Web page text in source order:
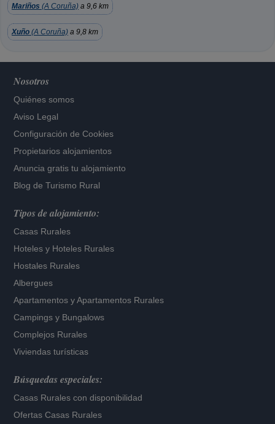
Mariños (A Coruña) a 9,6 km
Xuño (A Coruña) a 9,8 km
Nosotros
Quiénes somos
Aviso Legal
Configuración de Cookies
Propietarios alojamientos
Anuncia gratis tu alojamiento
Blog de Turismo Rural
Tipos de alojamiento:
Casas Rurales
Hoteles y Hoteles Rurales
Hostales Rurales
Albergues
Apartamentos yApartamentos Rurales
Campings y Bungalows
Complejos Rurales
Viviendas turísticas
Búsquedas especiales:
Casas Rurales con disponibilidad
Ofertas Casas Rurales